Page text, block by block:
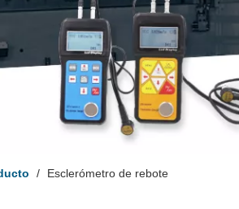
/ Esclerómetro de rebote